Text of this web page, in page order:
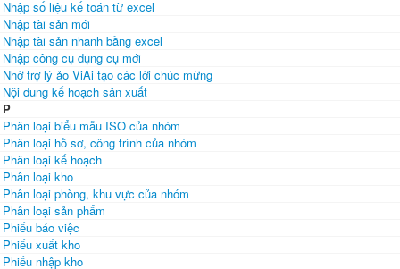
Nhập số liệu kế toán từ excel
Nhập tài sản mới
Nhập tài sản nhanh bằng excel
Nhập công cụ dụng cụ mới
Nhờ trợ lý ảo ViAi tạo các lời chúc mừng
Nội dung kế hoạch sản xuất
P
Phân loại biểu mẫu ISO của nhóm
Phân loại hồ sơ, công trình của nhóm
Phân loại kế hoạch
Phân loại kho
Phân loại phòng, khu vực của nhóm
Phân loại sản phẩm
Phiếu báo việc
Phiếu xuất kho
Phiếu nhập kho